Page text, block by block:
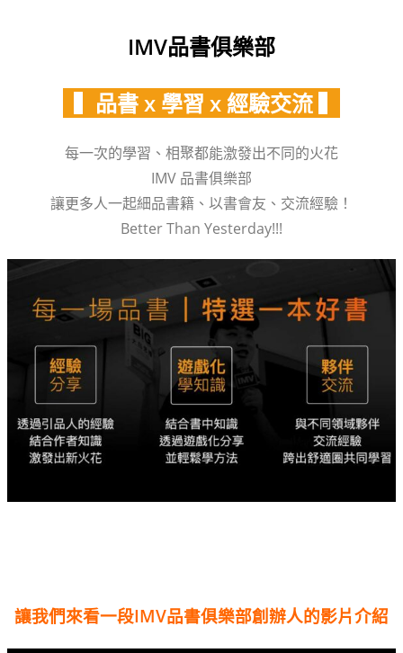
IMV品書俱樂部
▍品書 x 學習 x 經驗交流 ▍
每一次的學習、相聚都能激發出不同的火花
IMV 品書俱樂部
讓更多人一起細品書籍、以書會友、交流經驗！
Better Than Yesterday!!!
讓我們來看一段IMV品書俱樂部創辦人的影片介紹